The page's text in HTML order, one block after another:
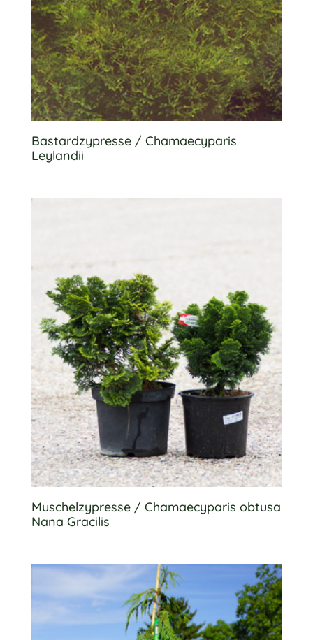
Bastardzypresse / Chamaecyparis
Leylandii
Muschelzypresse / Chamaecyparis obtusa
Nana Gracilis